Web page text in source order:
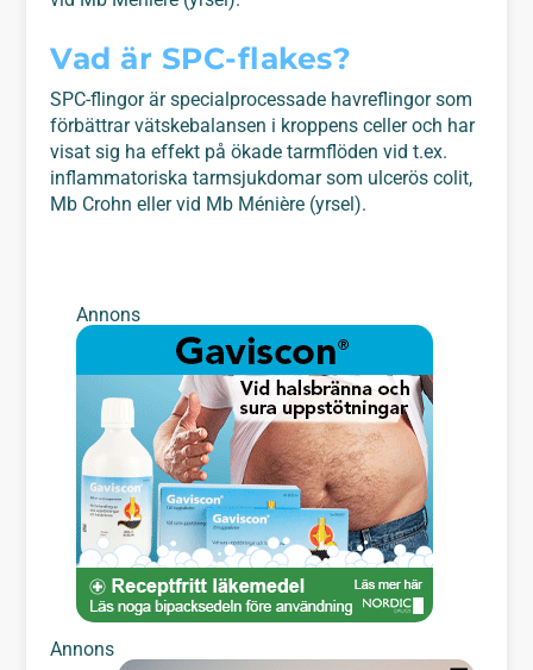
Vad är SPC-flakes?
SPC-flingor är specialprocessade havreflingor som
förbättrar vätskebalansen i kroppens celler och har
visat sig ha effekt på ökade tarmflöden vid t.ex.
inflammatoriska tarmsjukdomar som ulcerös colit,
Mb Crohn eller vid Mb Ménière (yrsel).
Annons
Annons